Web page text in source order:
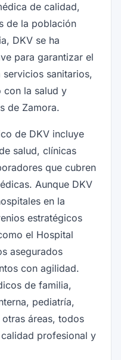
de calidad,
de la población
DKV se ha
para garantizar el
sanitarios,
con la salud y
de Zamora.
de DKV incluye
salud, clínicas
que cubren
Aunque DKV
en la
estratégicos
el Hospital
asegurados
con agilidad.
de familia,
pediatría,
áreas, todos
profesional y